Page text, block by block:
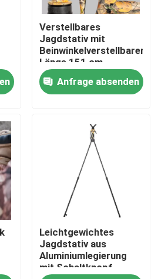
Verstellbares
Jagdstativ mit
Beinwinkelverstellbarer
Länge 151 cm
Anfrage absenden
Leichtgewichtes
Jagdstativ aus
Aluminiumlegierung
mit Schaltknopf